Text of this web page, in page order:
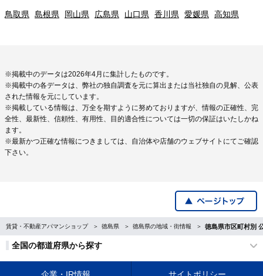
鳥取県 島根県 岡山県 広島県 山口県 香川県 愛媛県 高知県
※掲載中のデータは2026年4月に集計したものです。
※掲載中の各データは、弊社の独自調査を元に算出または当社独自の見解、公表
された情報を元にしています。
※掲載している情報は、万全を期すように努めておりますが、情報の正確性、完
全性、最新性、信頼性、有用性、目的適合性については一切の保証はいたしかね
ます。
※最新かつ正確な情報につきましては、自治体や店舗のウェブサイトにてご確認
下さい。
賃貸・不動産アパマンショップ 徳島県 徳島県の地域・街情報 徳島県市区町村別
全国の都道府県から探す